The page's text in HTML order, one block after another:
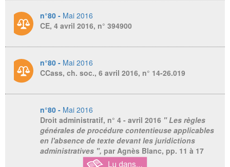
n°80 - Mai 2016
CE, 4 avril 2016, n° 394900
n°80 - Mai 2016
CCass, ch. soc., 6 avril 2016, n° 14-26.019
n°80 - Mai 2016
Droit administratif, n° 4 - avril 2016 " Les règles
générales de procédure contentieuse applicables
en l'absence de texte devant les juridictions
administratives ", par Agnès Blanc, pp. 11 à 17